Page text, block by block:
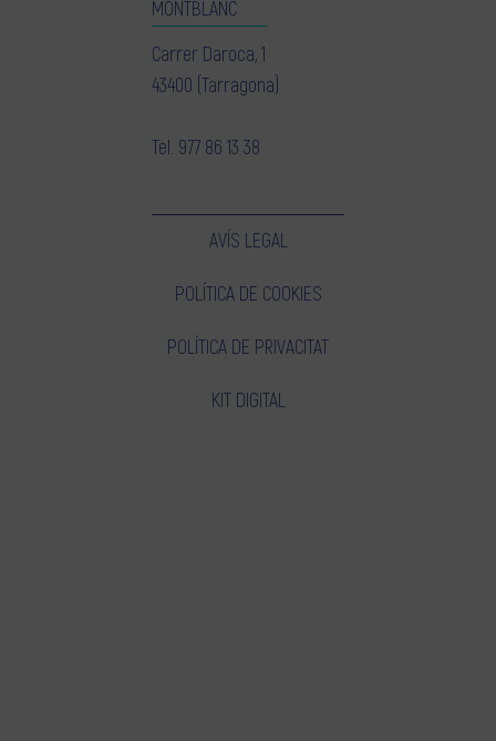
MONTBLANC
Carrer Daroca, 1
43400 (Tarragona)
Tel. 977 86 13 38
AVÍS LEGAL
POLÍTICA DE COOKIES
POLÍTICA DE PRIVACITAT
KIT DIGITAL